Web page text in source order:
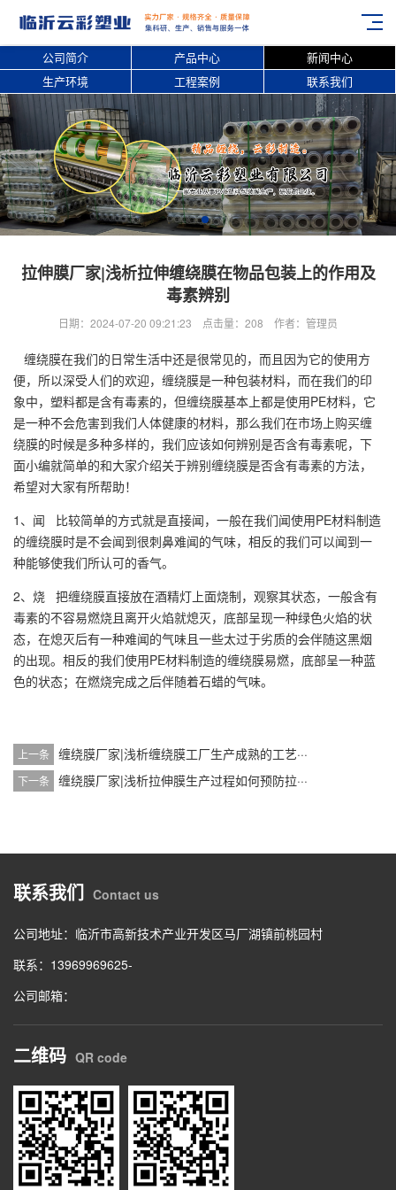
公司简介 产品中心
新闻中心
生产环境
工程案例 联系我们
拉伸膜厂家|浅析拉伸缠绕膜在物品包装上的作用及
毒素辨别
日期：2024-07-20 09:21:23 点击量：208 作者：管理员
缠绕膜在我们的日常生活中还是很常见的，而且因为它的使用方
便，所以深受人们的欢迎，缠绕膜是一种包装材料，而在我们的印
象中，塑料都是含有毒素的，但缠绕膜基本上都是使用PE材料，它
是一种不会危害到我们人体健康的材料，那么我们在市场上购买缠
绕膜的时候是多种多样的，我们应该如何辨别是否含有毒素呢，下
面小编就简单的和大家介绍关于辨别缠绕膜是否含有毒素的方法，
希望对大家有所帮助！
1、闻 比较简单的方式就是直接闻，一般在我们闻使用PE材料制造
的缠绕膜时是不会闻到很刺鼻难闻的气味，相反的我们可以闻到一
种能够使我们所认可的香气。
2、烧 把缠绕膜直接放在酒精灯上面烧制，观察其状态，一般含有
毒素的不容易燃烧且离开火焰就熄灭，底部呈现一种绿色火焰的状
态，在熄灭后有一种难闻的气味且一些太过于劣质的会伴随这黑烟
的出现。相反的我们使用PE材料制造的缠绕膜易燃，底部呈一种蓝
色的状态；在燃烧完成之后伴随着石蜡的气味。
上一条 缠绕膜厂家|浅析缠绕膜工厂生产成熟的工艺···
下一条 缠绕膜厂家|浅析拉伸膜生产过程如何预防拉···
联系我们 Contact us
公司地址：临沂市高新技术产业开发区马厂湖镇前桃园村
联系：13969969625-
公司邮箱：
二维码 QR code